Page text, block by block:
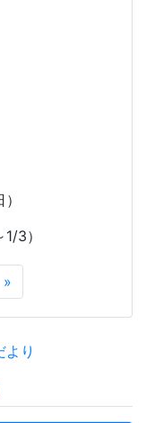
1/3）
»
より